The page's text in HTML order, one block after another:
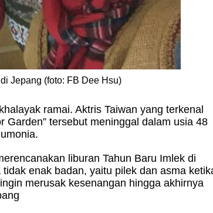
Jepang (foto: FB Dee Hsu)
ramai. Aktris Taiwan yang terkenal
Garden” tersebut meninggal dalam usia 48
liburan Tahun Baru Imlek di
enak badan, yaitu pilek dan asma
merusak kesenangan hingga akhirnya